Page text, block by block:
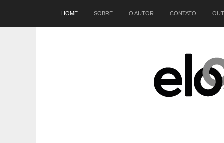
HOME SOBRE O AUTOR CONTATO Início